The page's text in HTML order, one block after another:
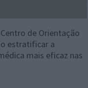
de Orientação
estratificar a
mais eficaz nas